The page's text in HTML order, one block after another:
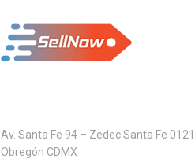
Av. Santa Fe 94 – Zedec Santa Fe
Obregón CDMX